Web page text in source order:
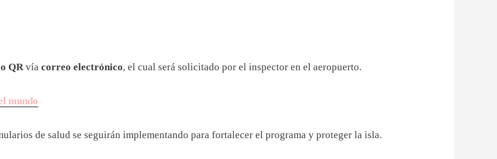
QRvía correo electrónico, el cual será solicitado por el inspector en el aeropuerto.
mundo
de salud se seguirán implementando para fortalecer el programa y proteger la isla.